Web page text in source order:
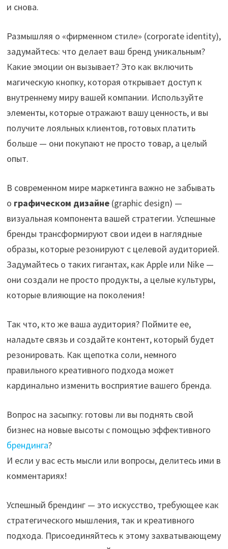
и снова.
Размышляя о «фирменном стиле» (corporate identity),
задумайтесь: что делает ваш бренд уникальным?
Какие эмоции он вызывает? Это как включить
магическую кнопку, которая открывает доступ к
внутреннему миру вашей компании. Используйте
элементы, которые отражают вашу ценность, и вы
получите лояльных клиентов, готовых платить
больше — они покупают не просто товар, а целый
опыт.
В современном мире маркетинга важно не забывать
о графическом дизайне (graphic design) —
визуальная компонента вашей стратегии. Успешные
бренды трансформируют свои идеи в наглядные
образы, которые резонируют с целевой аудиторией.
Задумайтесь о таких гигантах, как Apple или Nike —
они создали не просто продукты, а целые культуры,
которые влияющие на поколения!
Так что, кто же ваша аудитория? Поймите ее,
наладьте связь и создайте контент, который будет
резонировать. Как щепотка соли, немного
правильного креативного подхода может
кардинально изменить восприятие вашего бренда.
Вопрос на засыпку: готовы ли вы поднять свой
бизнес на новые высоты с помощью эффективного
брендинга?
И если у вас есть мысли или вопросы, делитесь ими в
комментариях!
Успешный брендинг — это искусство, требующее как
стратегического мышления, так и креативного
подхода. Присоединяйтесь к этому захватывающему